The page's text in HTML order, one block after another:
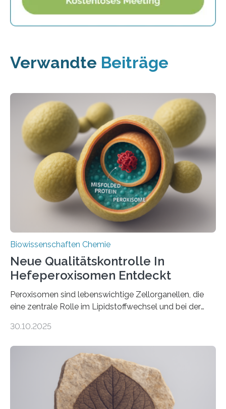
Verwandte Beiträge
Biowissenschaften Chemie
Neue Qualitätskontrolle In
Hefeperoxisomen Entdeckt
Peroxisomen sind lebenswichtige Zellorganellen, die
eine zentrale Rolle im Lipidstoffwechsel und bei der
erfüllen können, müssen zahlreiche Enzyme präzise in
der Ruhr-Universität Bochum um Prof. Dr. Ralf Erdmann
und Dr. Ismaila Francis Yusuf hat nun einen bislang
unbekannten Qualitätskontrollmechanismus des
peroxisomalen Proteintransports in der Bäckerhefe
Saccharomyces cerevisiae entdeckt, der für die
30.10.2025